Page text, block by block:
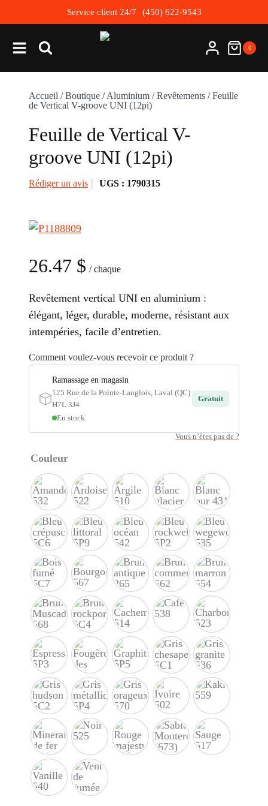
to
content
Service client 24/7 (450) 622-9543
0
Accueil / Boutique / Aluminium / Revêtements / Feuille
de Vertical V-groove UNI (12pi)
Feuille de Vertical V-
groove UNI (12pi)
Rédiger un avis UGS : 1790315
26.47 $ / chaque
Revêtement vertical UNI en aluminium :
élégant, léger, durable, moderne, résistant aux
intempéries, facile d’entretien.
Comment voulez-vous recevoir ce produit ?
Ramassage en magasin
125 Rue de la Pointe-Langlois, Laval (QC)
H7L 3J4
En stock
Gratuit
Vous n’êtes pas de ?
Couleur